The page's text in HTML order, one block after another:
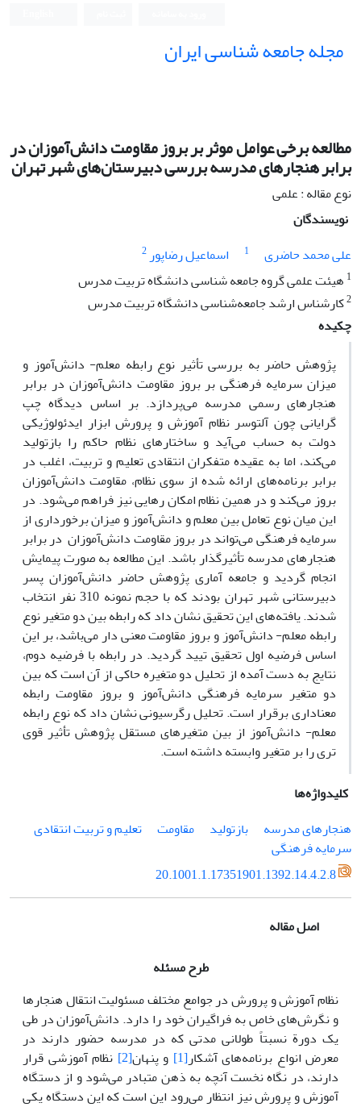
مجله جامعه شناسی ایران
مطالعه برخی عوامل موثر بر بروز مقاومت دانش‌آموزان در
برابر هنجارهای مدرسه بررسی دبیرستان‌های شهر تهران
نوع مقاله : علمی
نویسندگان
علی محمد حاضری
1 اسماعیل رضاپور2
1 هیئت علمی گروه جامعه شناسی دانشگاه تربیت مدرس
2کارشناس ارشد جامعه‌شناسی دانشگاه تربیت مدرس
چکیده
پژوهش حاضر به بررسی تأثیر نوع رابطه معلم- دانش‌آموز و
میزان سرمایه فرهنگی بر بروز مقاومت دانش‌آموزان در برابر
هنجارهای رسمی مدرسه می‌پردازد. بر اساس دیدگاه چپ
گرایانی چون آلتوسر نظام آموزش و پرورش ابزار ایدئولوژیکی
دولت به حساب می‌آید و ساختار‌های نظام حاکم را بازتولید
می‌کند، اما به عقیده متفکران انتقادی تعلیم و تربیت، اغلب در
برابر برنامه‌های ارائه شده از سوی نظام، مقاومت دانش‌آموزان
بروز می‌کند و در همین نظام امکان رهایی نیز فراهم می‌شود. در
این میان نوع تعامل بین معلم و دانش‌آموز و میزان برخورداری از
سرمایه فرهنگی می‌تواند در بروز مقاومت دانش‌آموزان در برابر
هنجارهای مدرسه تأثیرگذار باشد. این مطالعه به صورت پیمایش
انجام گردید و جامعه آماری پژوهش حاضر دانش‌آموزان پسر
دبیرستانی شهر تهران بودند که با حجم نمونه 310 نفر انتخاب
شدند. یافته‌های این تحقیق نشان داد که رابطه بین دو متغیر نوع
رابطه معلم- دانش‌آموز و بروز مقاومت معنی دار می‌باشد، بر این
اساس فرضیه اول تحقیق تیید گردید. در رابطه با فرضیه دوم،
نتایج به دست آمده از تحلیل دو متغیره حاکی از آن است که بین
دو متغیر سرمایه فرهنگی دانش‌آموز و بروز مقاومت رابطه
معناداری برقرار است. تحلیل رگرسیونی نشان داد که نوع رابطه
معلم- دانش‌آموز از بین متغیرهای مستقل پژوهش تأثیر قوی
تری را بر متغیر وابسته داشته است.
کلیدواژه‌ها
هنجارهای مدرسه
بازتولید مقاومت
تعلیم و تربیت انتقادی
سرمایه فرهنگی
20.1001.1.17351901.1392.14.4.2.8
اصل مقاله
طرح مسئله
نظام آموزش و پرورش در جوامع مختلف مسئولیت انتقال هنجارها
و نگرش‌‌های خاص به فراگیران خود را دارد. دانش‌آموزان در طی
یک دورة نسبتاً طولانی مدتی که در مدرسه حضور دارند در
معرض انواع برنامه‌های آشکار[1] و پنهان[2]
نظام آموزشی قرار
دارند، در نگاه نخست آنچه به ذهن متبادر می‌شود و از دستگاه
آموزش و پرورش نیز انتظار می‌رود این است که این دستگاه یکی